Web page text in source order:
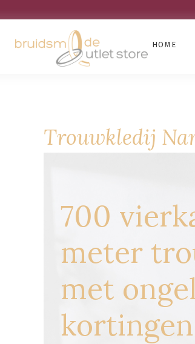
HOME
Trouwkledij
700
meter
met
kortingen